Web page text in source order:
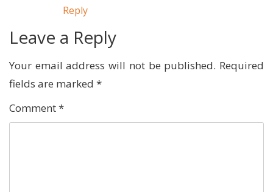
Reply
Leave a Reply
Your email address will not be published. Required
fields are marked *
Comment*